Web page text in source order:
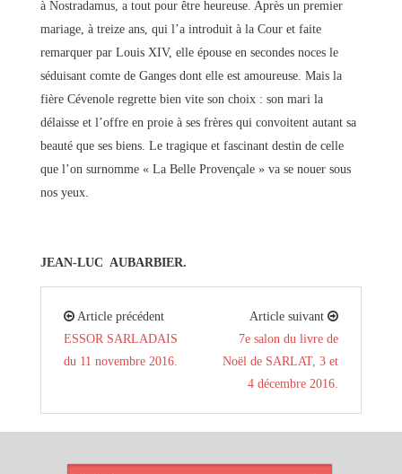
à Nostradamus, a tout pour être heureuse. Après un premier
mariage, à treize ans, qui l’a introduit à la Cour et faite
remarquer par Louis XIV, elle épouse en secondes noces le
séduisant comte de Ganges dont elle est amoureuse. Mais la
fière Cévenole regrette bien vite son choix : son mari la
délaisse et l’offre en proie à ses frères qui convoitent autant sa
beauté que ses biens. Le tragique et fascinant destin de celle
que l’on surnomme « La Belle Provençale » va se nouer sous
nos yeux.
JEAN-LUC AUBARBIER.
Article précédent
ESSOR SARLADAIS
du 11 novembre 2016.
Article suivant
7e salon du livre de
Noël de SARLAT, 3 et
4 décembre 2016.